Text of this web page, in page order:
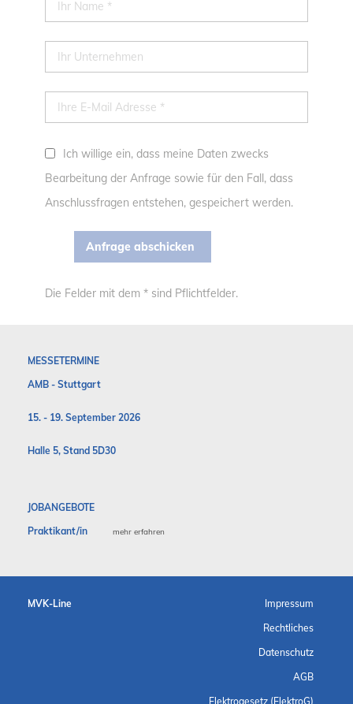
Ich willige ein, dass meine Daten zwecks
Bearbeitung der Anfrage sowie für den Fall, dass
Anschlussfragen entstehen, gespeichert werden.
Die Felder mit dem * sind Pflichtfelder.
MESSETERMINE
AMB - Stuttgart
15. - 19. September 2026
Halle 5, Stand 5D30
JOBANGEBOTE
Praktikant/in
mehr erfahren
MVK-Line Impressum
Rechtliches
Datenschutz
AGB
Elektrogesetz (ElektroG)